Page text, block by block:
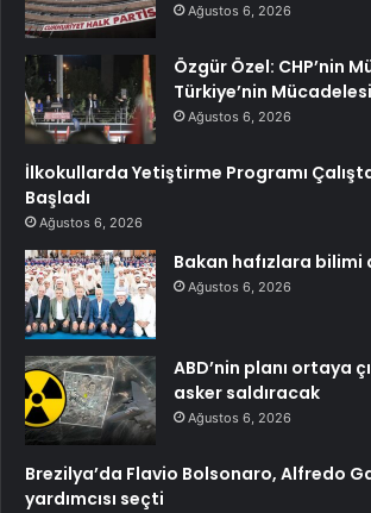
Ağustos 6, 2026
Özgür Özel: CHP’nin
Türkiye’nin
Ağustos 6, 2026
İlkokullarda Yetiştirme Programı
Başladı
Ağustos 6, 2026
Bakan hafızlara bilimi
Ağustos 6, 2026
ABD’nin planı ortaya
asker saldıracak
Ağustos 6, 2026
Brezilya’da Flavio Bolsonaro, Alfredo
yardımcısı seçti